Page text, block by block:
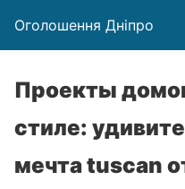
Оголошення Дніпро
Проекты
стиле:
мечта tuscan